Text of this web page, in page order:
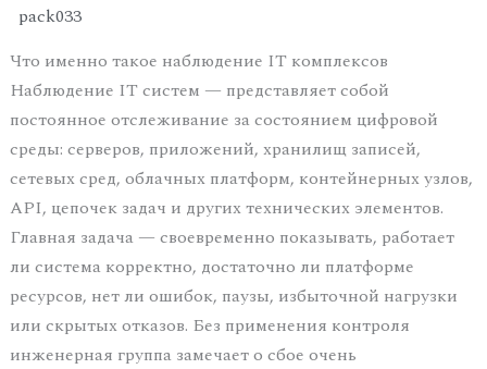
pack033/ Von
Что именно такое наблюдение IT комплексов
Наблюдение IT систем — представляет собой
постоянное отслеживание за состоянием цифровой
среды: серверов, приложений, хранилищ записей,
сетевых сред, облачных платформ, контейнерных узлов,
API, цепочек задач и других технических элементов.
Главная задача — своевременно показывать, работает
ли система корректно, достаточно ли платформе
ресурсов, нет ли ошибок, паузы, избыточной нагрузки
или скрытых отказов. Без применения контроля
инженерная группа замечает о сбое очень